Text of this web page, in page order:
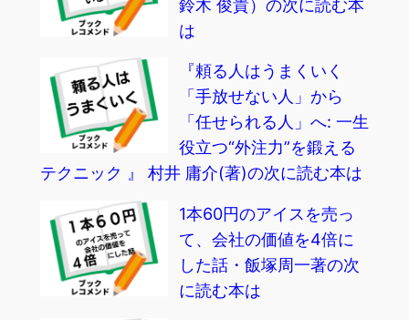
鈴木 俊貴）の次に読む本
は
『頼る人はうまくいく
「手放せない人」から
「任せられる人」へ: 一生
役立つ“外注力”を鍛える
テクニック 』 村井 庸介(著)の次に読む本は
1本60円のアイスを売っ
て、会社の価値を4倍に
した話・飯塚周一著の次
に読む本は